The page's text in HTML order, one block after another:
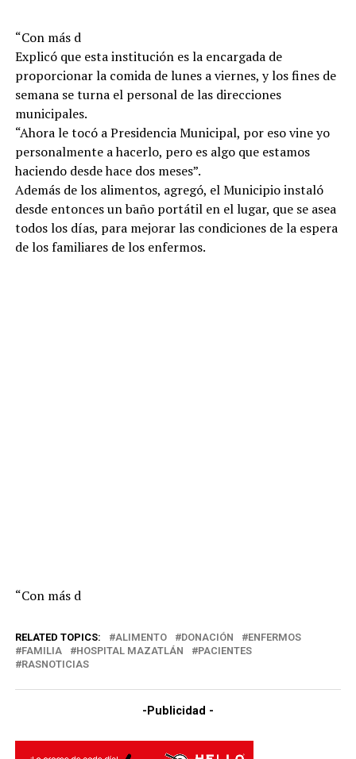
“Con más d
Explicó que esta institución es la encargada de
proporcionar la comida de lunes a viernes, y los fines de
semana se turna el personal de las direcciones
municipales.
“Ahora le tocó a Presidencia Municipal, por eso vine yo
personalmente a hacerlo, pero es algo que estamos
haciendo desde hace dos meses”.
Además de los alimentos, agregó, el Municipio instaló
desde entonces un baño portátil en el lugar, que se asea
todos los días, para mejorar las condiciones de la espera
de los familiares de los enfermos.
“Con más d
RELATED TOPICS: ALIMENTO DONACIÓN
ENFERMOS
FAMILIA
HOSPITAL MAZATLÁN
PACIENTES
RASNOTICIAS
-Publicidad -